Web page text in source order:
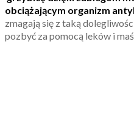
obciążającym organizm
zmagają się z taką
pozbyć za pomocą leków i